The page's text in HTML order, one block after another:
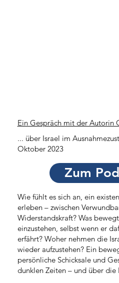
Ein Gespräch mit der Autorin
... über Israel im
Oktober 2023
Zum
Wie fühlt es sich an, ein
erleben – zwischen
Widerstandskraft? Was
einzustehen, selbst wenn er
erfährt? Woher nehmen die
wieder aufzustehen? Ein
persönliche Schicksale und
dunklen Zeiten – und über die